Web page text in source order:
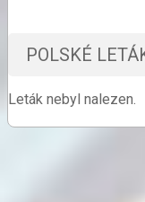
POLSKÉ
Leták nebyl nalezen.